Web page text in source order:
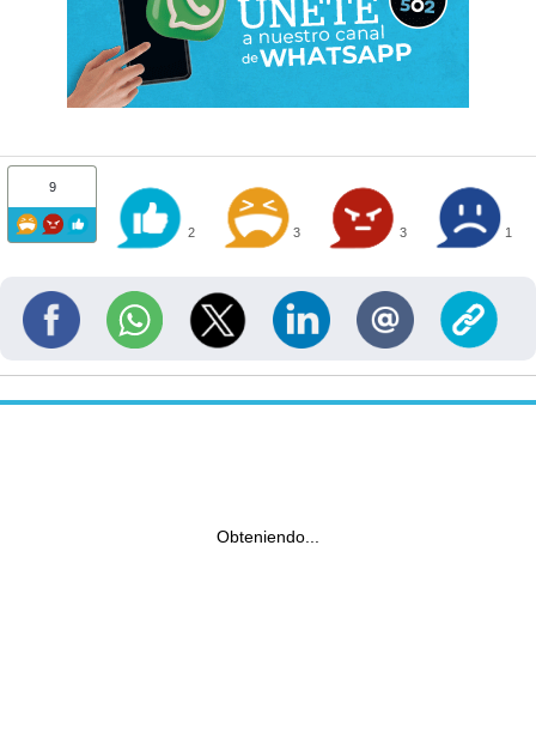
9
2 3 3 1
Obteniendo...